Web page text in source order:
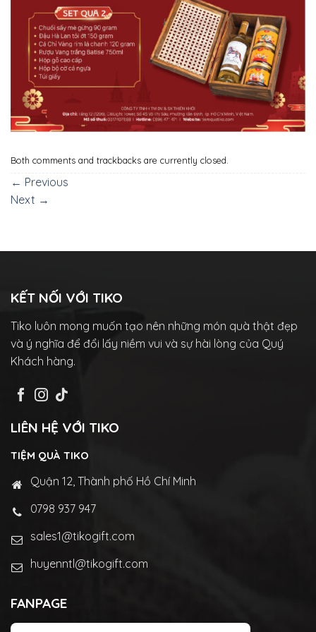
Both comments and trackbacks are currently closed.
← Previous
Next →
KẾT NỐI VỚI TIKO
Tiko luôn mong muốn tạo nên những món quà thật đẹp
và ý nghĩa để đổi lấy niềm vui và sự hài lòng của Quý
Khách hàng.
LIÊN HỆ VỚI TIKO
TIỆM QUÀ TIKO
Quận 12, Thành phố Hồ Chí Minh
0798 937 947
sales1@tikogift.com
huyenntl@tikogift.com
FANPAGE